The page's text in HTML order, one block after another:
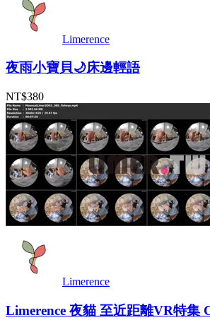
Limerence
夜雨小寶貝🌙床邊輕語
NT$380
Limerence
Limerence 夜貓 至近距離VR特集